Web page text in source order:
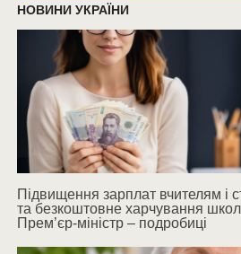
НОВИНИ УКРАЇНИ
Підвищення зарплат вчителям і
та безкоштовне харчування
Прем’єр-міністр – подробиці